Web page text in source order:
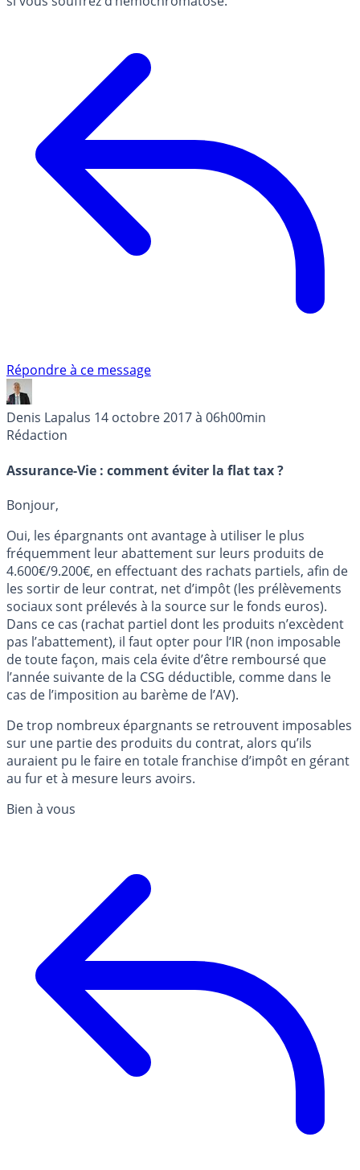
Répondre à ce message
Denis Lapalus 14 octobre 2017 à 06h00min
Rédaction
Assurance-Vie : comment éviter la flat tax ?
Bonjour,
Oui, les épargnants ont avantage à utiliser le plus
fréquemment leur abattement sur leurs produits de
4.600€/9.200€, en effectuant des rachats partiels, afin de
les sortir de leur contrat, net d’impôt (les prélèvements
sociaux sont prélevés à la source sur le fonds euros).
Dans ce cas (rachat partiel dont les produits n’excèdent
pas l’abattement), il faut opter pour l’IR (non imposable
de toute façon, mais cela évite d’être remboursé que
l’année suivante de la CSG déductible, comme dans le
cas de l’imposition au barème de l’AV).
De trop nombreux épargnants se retrouvent imposables
sur une partie des produits du contrat, alors qu’ils
auraient pu le faire en totale franchise d’impôt en gérant
au fur et à mesure leurs avoirs.
Bien à vous